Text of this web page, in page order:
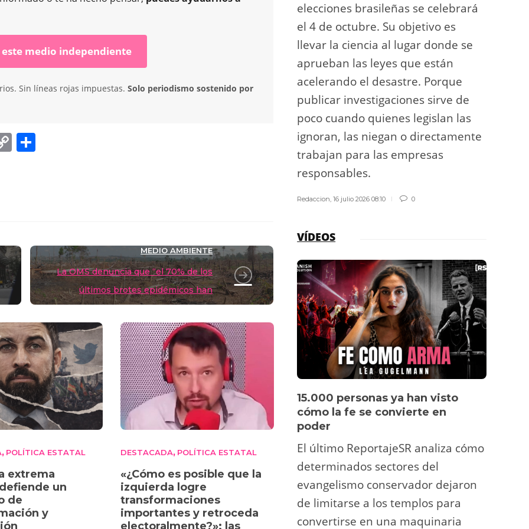
medio independiente
Sin líneas rojas impuestas. Solo periodismo sostenido por
C
n
k
tir
MEDIO AMBIENTE
La OMS denuncia que “el 70% de los
últimos brotes epidémicos han
comenzado con la deforestación”
, POLÍTICA ESTATAL
extrema
un
de
y
DESTACADA, POLÍTICA ESTATAL
«¿Cómo es posible que la
izquierda logre
transformaciones
importantes y retroceda
electoralmente?»: las
DESTACADA ,INTERNACIONAL
¿Libertad? ¿Paz? No:
petróleo, gas y uranio
Redaccion, 03 marzo 2026 07:15 4 min
DERECHOS Y
DESTACADA
conseguir
elecciones brasileñas se celebrará
el 4 de octubre. Su objetivo es
llevar la ciencia al lugar donde se
aprueban las leyes que están
acelerando el desastre. Porque
publicar investigaciones sirve de
poco cuando quienes legislan las
ignoran, las niegan o directamente
trabajan para las empresas
responsables.
Redaccion ,16 julio 2026 08:10 0
VÍDEOS
15.000 personas ya han visto
cómo la fe se convierte en
poder
El último ReportajeSR analiza cómo
determinados sectores del
evangelismo conservador dejaron
de limitarse a los templos para
convertirse en una maquinaria